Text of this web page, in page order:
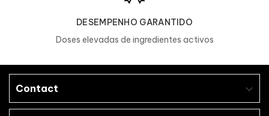
do leite
amendoinse ingredientesde marisco
DESEMPENHO GARANTIDO
Doses elevadas de ingredientes activos
Contact 